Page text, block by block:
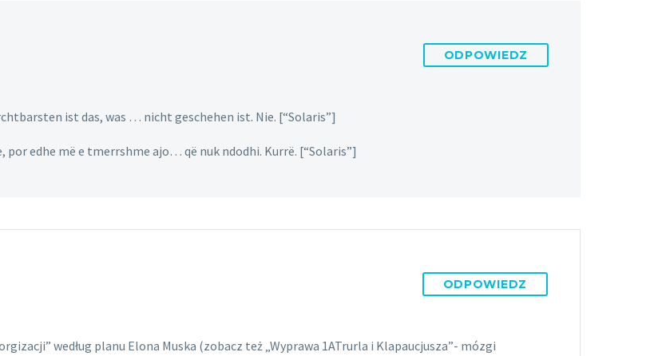
ODPOWIEDZ
ist das, was … nicht geschehen ist. Nie. [“Solaris”]
por edhe më e tmerrshme ajo… që nuk ndodhi. Kurrë. [“Solaris”]
ODPOWIEDZ
według planu Elona Muska (zobacz też „Wyprawa 1ATrurla i Klapaucjusza”- mózgi